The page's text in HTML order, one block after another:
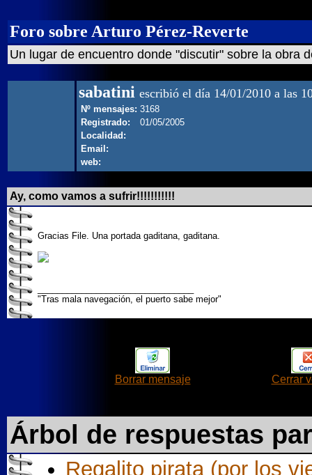
Foro sobre Arturo Pérez-Reverte
Un lugar de encuentro donde "discutir" sobre la obra
sabatini escribió el día 14/01/2010 a las
Nº mensajes: 3168
Registrado:
01/05/2005
Localidad:
Email:
web:
Ay, como vamos a sufrir!!!!!!!!!!!
Gracias File. Una portada gaditana, gaditana.
"Tras mala navegación, el puerto sabe mejor"
Borrar mensaje Cerrar
Árbol de respuestas
Regalito pirata (por los